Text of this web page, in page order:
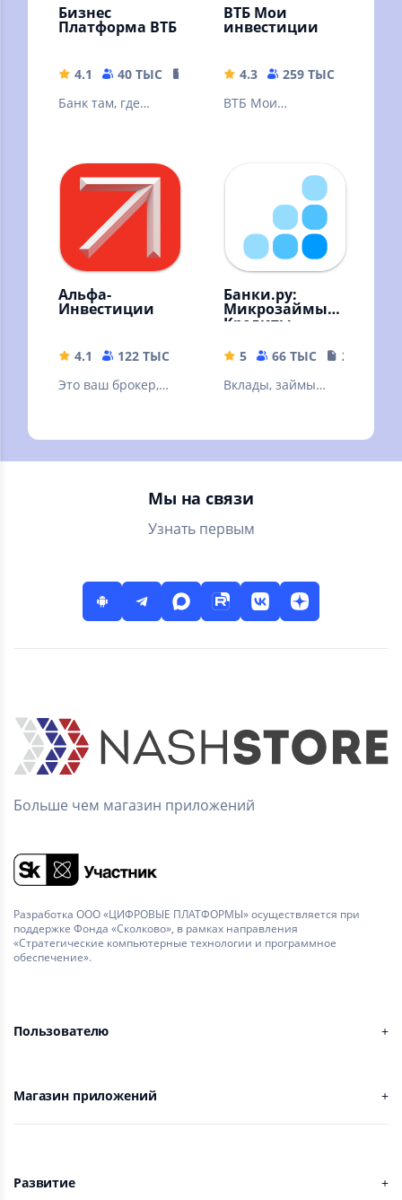
Бизнес
Платформа ВТБ
4.1 40 ТЫС
334.92 MB
Банк там, где
ВТБ Мои
инвестиции
4.3 259 ТЫС
ВТБ Мои
торговле на бирже
в смартфоне
Альфа-
Инвестиции
4.1 122 ТЫС
146.91 MB
Это ваш брокер,
облигации, ЦФА,
фонды, валюту
Банки.ру:
Микрозаймы,
Кредиты
5 66 ТЫС
22.19 MB
Вклады, займы
ипотека. Курсы
валют
Мы на связи
Узнать первым
Больше чем магазин приложений
Разработка ООО «ЦИФРОВЫЕ ПЛАТФОРМЫ» осуществляется при
поддержке Фонда «Сколково», в рамках направления
«Стратегические компьютерные технологии и программное
обеспечение».
Пользователю
Магазин приложений
Развитие